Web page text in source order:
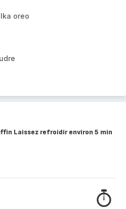
oreo
Laissez refroidir environ 5 min